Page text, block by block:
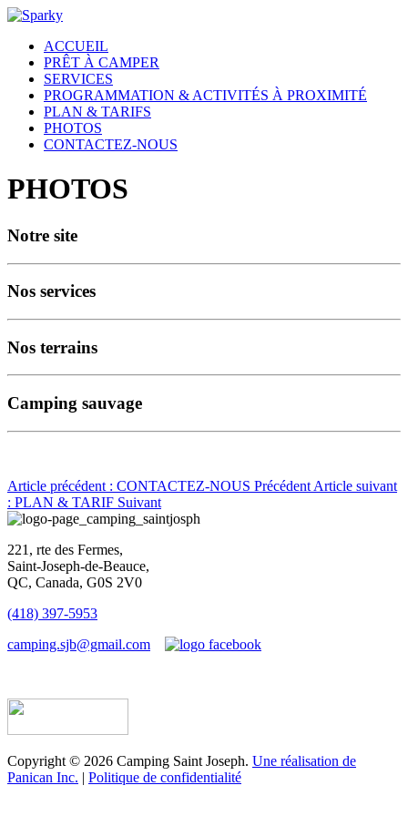
ACCUEIL
PRÊT À CAMPER
SERVICES
PROGRAMMATION & ACTIVITÉS À PROXIMITÉ
PLAN & TARIFS
PHOTOS
CONTACTEZ-NOUS
PHOTOS
Notre site
Nos services
Nos terrains
Camping sauvage
Article précédent : CONTACTEZ-NOUS Précédent Article suivant
: PLAN & TARIF Suivant
221, rte des Fermes,
Saint-Joseph-de-Beauce,
QC, Canada, G0S 2V0
(418) 397-5953
camping.sjb@gmail.com
Copyright © 2026 Camping Saint Joseph. Une réalisation de
Panican Inc. | Politique de confidentialité